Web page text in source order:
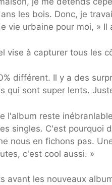
les bois. Donc, je
vie urbaine pour moi, » Il
vise à capturer tous les
différent. Il y a des
qui sont super lents.
l'album reste
singles. C'est pourquoi
nous en fichons pas.
c'est cool aussi. »
avant les nouveaux